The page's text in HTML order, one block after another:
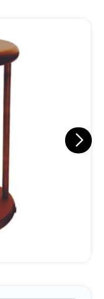
proteger e respeitar
apenas para fins
a